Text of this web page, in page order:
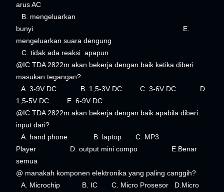
arus AC
B. mengeluarkan
bunyi E.
mengeluarkan suara dengung
C. tidak ada reaksi apapun
@IC TDA 2822m akan bekerja dengan baik ketika diberi
masukan tegangan?
A. 3-9V DC B. 1,5-3V DC C. 3-6V DC D.
1,5-5V DC E. 6-9V DC
@IC TDA 2822m akan bekerja dengan baik apabila diberi
input dari?
A. hand phone B. laptop C. MP3
Player D. output mini compo E.Benar
semua
@ manakah komponen elektronika yang paling canggih?
A. Microchip B. IC C. Micro Prosesor D.Micro